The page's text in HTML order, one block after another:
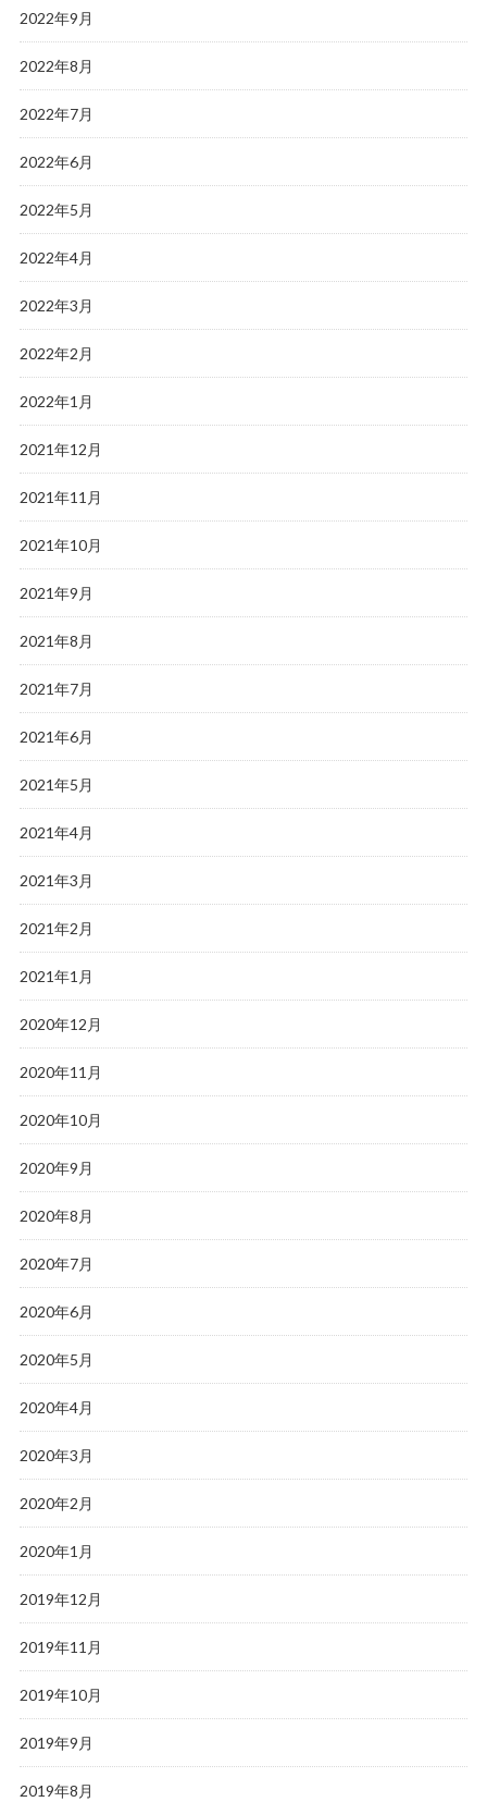
2022年9月
2022年8月
2022年7月
2022年6月
2022年5月
2022年4月
2022年3月
2022年2月
2022年1月
2021年12月
2021年11月
2021年10月
2021年9月
2021年8月
2021年7月
2021年6月
2021年5月
2021年4月
2021年3月
2021年2月
2021年1月
2020年12月
2020年11月
2020年10月
2020年9月
2020年8月
2020年7月
2020年6月
2020年5月
2020年4月
2020年3月
2020年2月
2020年1月
2019年12月
2019年11月
2019年10月
2019年9月
2019年8月